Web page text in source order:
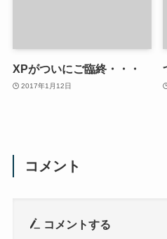
XPがついにご臨終・・・
2017年1月12日
コメント
コメントする